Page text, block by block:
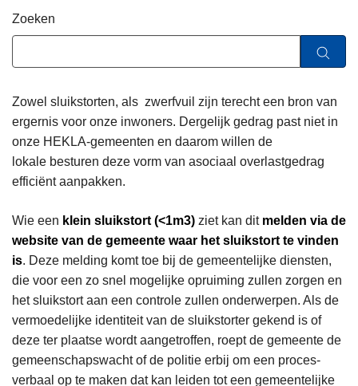
Zoeken
Zowel sluikstorten, als zwerfvuil zijn terecht een bron van
ergernis voor onze inwoners. Dergelijk gedrag past niet in
onze HEKLA-gemeenten en daarom willen de
lokale besturen deze vorm van asociaal overlastgedrag
efficiënt aanpakken.
Wie een klein sluikstort (<1m3) ziet kan dit melden via de
website van de gemeente waar het sluikstort te vinden
is. Deze melding komt toe bij de gemeentelijke diensten,
die voor een zo snel mogelijke opruiming zullen zorgen en
het sluikstort aan een controle zullen onderwerpen. Als de
vermoedelijke identiteit van de sluikstorter gekend is of
deze ter plaatse wordt aangetroffen, roept de gemeente de
gemeenschapswacht of de politie erbij om een proces-
verbaal op te maken dat kan leiden tot een gemeentelijke